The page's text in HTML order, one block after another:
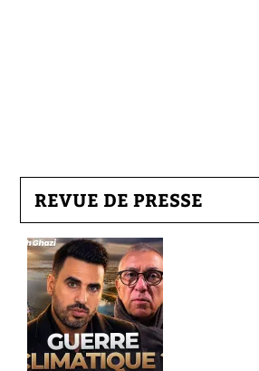
REVUE DE PRESSE